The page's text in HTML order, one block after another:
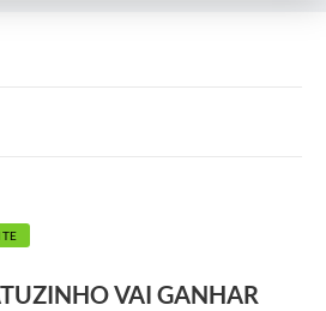
VAI GANHAR